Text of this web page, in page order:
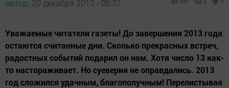
автор, 20 декабря 2013 - 06:37 557 0 0
Уважаемые читатели газеты! До завершения 2013 года
остаются считанные дни. Сколько прекрасных встреч,
радостных событий подарил он нам. Хотя число 13 как-
то настораживает. Но суеверия не оправдались. 2013
год сложился удачным, благополучным! Перелистывая